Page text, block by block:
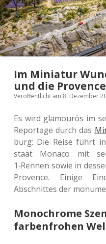
Im Miniatur
und die
Veröffentlicht am 8. Dezember
Es wird gla­mou­rös im
Repor­ta­ge durch das
burg: Die Reise führt
staat Monaco mit
1‑Rennen sowie in
Pro­vence. Einige
Abschnit­tes der
Monochrome
farbenfrohen